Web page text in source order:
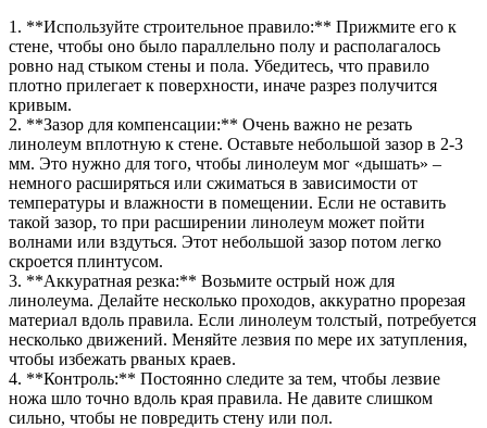
1. **Используйте строительное правило:** Прижмите его к
стене, чтобы оно было параллельно полу и располагалось
ровно над стыком стены и пола. Убедитесь, что правило
плотно прилегает к поверхности, иначе разрез получится
кривым.
2. **Зазор для компенсации:** Очень важно не резать
линолеум вплотную к стене. Оставьте небольшой зазор в 2-3
мм. Это нужно для того, чтобы линолеум мог «дышать» –
немного расширяться или сжиматься в зависимости от
температуры и влажности в помещении. Если не оставить
такой зазор, то при расширении линолеум может пойти
волнами или вздуться. Этот небольшой зазор потом легко
скроется плинтусом.
3. **Аккуратная резка:** Возьмите острый нож для
линолеума. Делайте несколько проходов, аккуратно прорезая
материал вдоль правила. Если линолеум толстый, потребуется
несколько движений. Меняйте лезвия по мере их затупления,
чтобы избежать рваных краев.
4. **Контроль:** Постоянно следите за тем, чтобы лезвие
ножа шло точно вдоль края правила. Не давите слишком
сильно, чтобы не повредить стену или пол.